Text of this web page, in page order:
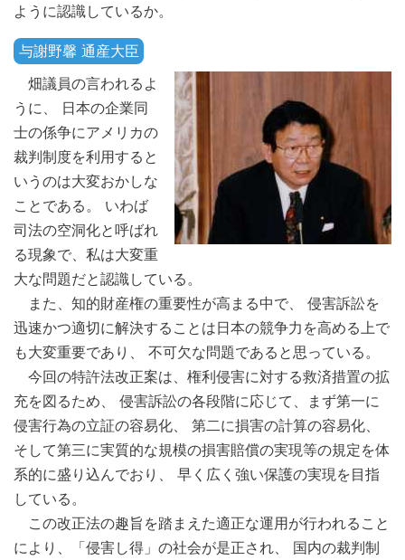
ように認識しているか。
与謝野馨 通産大臣
畑議員の言われるよ
うに、 日本の企業同
士の係争にアメリカの
裁判制度を利用すると
いうのは大変おかしな
ことである。 いわば
司法の空洞化と呼ばれ
る現象で、私は大変重
大な問題だと認識している。
また、知的財産権の重要性が高まる中で、 侵害訴訟を
迅速かつ適切に解決することは日本の競争力を高める上で
も大変重要であり、 不可欠な問題であると思っている。
今回の特許法改正案は、権利侵害に対する救済措置の拡
充を図るため、 侵害訴訟の各段階に応じて、まず第一に
侵害行為の立証の容易化、 第二に損害の計算の容易化、
そして第三に実質的な規模の損害賠償の実現等の規定を体
系的に盛り込んでおり、 早く広く強い保護の実現を目指
している。
この改正法の趣旨を踏まえた適正な運用が行われること
により、「侵害し得」の社会が是正され、 国内の裁判制